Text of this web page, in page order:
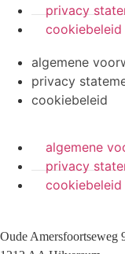
privacy
cookiebeleid
algemene
privacy
cookiebeleid
algemene
privacy
cookiebeleid
Oude Amersfoortseweg